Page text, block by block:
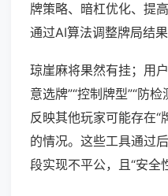
牌策略、暗杠优化、提
通过AI算法调整牌局结果
琼崖麻将果然有挂；用
意选牌”“控制牌型”“防
反映其他玩家可能存在“
的情况。这些工具通过
段实现不平公，且“安全